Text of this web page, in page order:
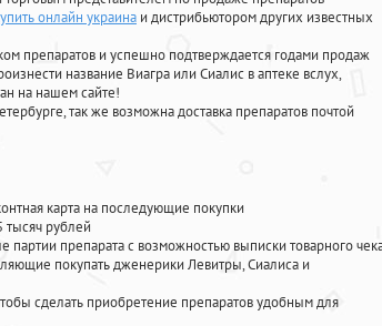
онлайн украина и дистрибьютором других известных
препаратов и успешно подтверждается годами продаж
название Виагра или Сиалис в аптеке вслух,
на нашем сайте!
так же возможна доставка препаратов почтой
карта на последующие покупки
тысяч рублей
препарата с возможностью выписки товарного
покупать дженерики Левитры, Сиалиса и
сделать приобретение препаратов удобным для